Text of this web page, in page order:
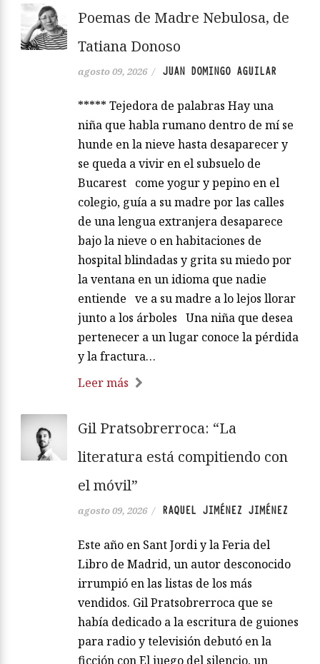
Poemas de Madre Nebulosa, de
Tatiana Donoso
agosto 09, 2026 / JUAN DOMINGO AGUILAR
***** Tejedora de palabras Hay una
niña que habla rumano dentro de mí se
hunde en la nieve hasta desaparecer y
se queda a vivir en el subsuelo de
Bucarest come yogur y pepino en el
colegio, guía a su madre por las calles
de una lengua extranjera desaparece
bajo la nieve o en habitaciones de
hospital blindadas y grita su miedo por
la ventana en un idioma que nadie
entiende ve a su madre a lo lejos llorar
junto a los árboles Una niña que desea
pertenecer a un lugar conoce la pérdida
y la fractura…
Leer más
Gil Pratsobrerroca: “La
literatura está compitiendo con
el móvil”
agosto 09, 2026 / RAQUEL JIMÉNEZ JIMÉNEZ
Este año en Sant Jordi y la Feria del
Libro de Madrid, un autor desconocido
irrumpió en las listas de los más
vendidos. Gil Pratsobrerroca que se
había dedicado a la escritura de guiones
para radio y televisión debutó en la
ficción con El juego del silencio, un